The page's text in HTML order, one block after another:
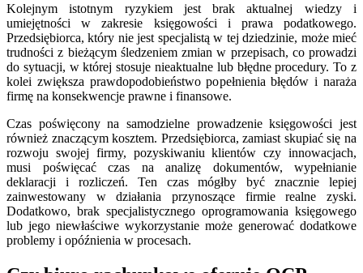
Kolejnym istotnym ryzykiem jest brak aktualnej wiedzy i
umiejętności w zakresie księgowości i prawa podatkowego.
Przedsiębiorca, który nie jest specjalistą w tej dziedzinie, może mieć
trudności z bieżącym śledzeniem zmian w przepisach, co prowadzi
do sytuacji, w której stosuje nieaktualne lub błędne procedury. To z
kolei zwiększa prawdopodobieństwo popełnienia błędów i naraża
firmę na konsekwencje prawne i finansowe.
Czas poświęcony na samodzielne prowadzenie księgowości jest
również znaczącym kosztem. Przedsiębiorca, zamiast skupiać się na
rozwoju swojej firmy, pozyskiwaniu klientów czy innowacjach,
musi poświęcać czas na analizę dokumentów, wypełnianie
deklaracji i rozliczeń. Ten czas mógłby być znacznie lepiej
zainwestowany w działania przynoszące firmie realne zyski.
Dodatkowo, brak specjalistycznego oprogramowania księgowego
lub jego niewłaściwe wykorzystanie może generować dodatkowe
problemy i opóźnienia w procesach.